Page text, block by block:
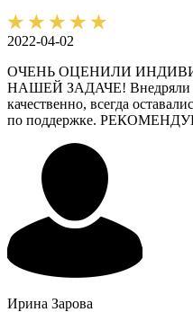
2022-04-02
ОЧЕНЬ ОЦЕНИЛИ
НАШЕЙ ЗАДАЧЕ! Внедряли
качественно, всегда
по поддержке.
Ирина Зарова